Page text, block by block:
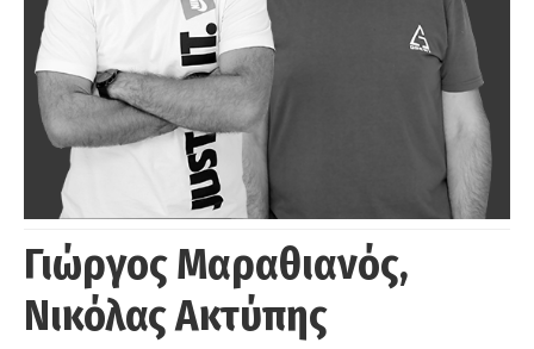
Γιώργος Μαραθιανός,
Νικόλας Ακτύπης